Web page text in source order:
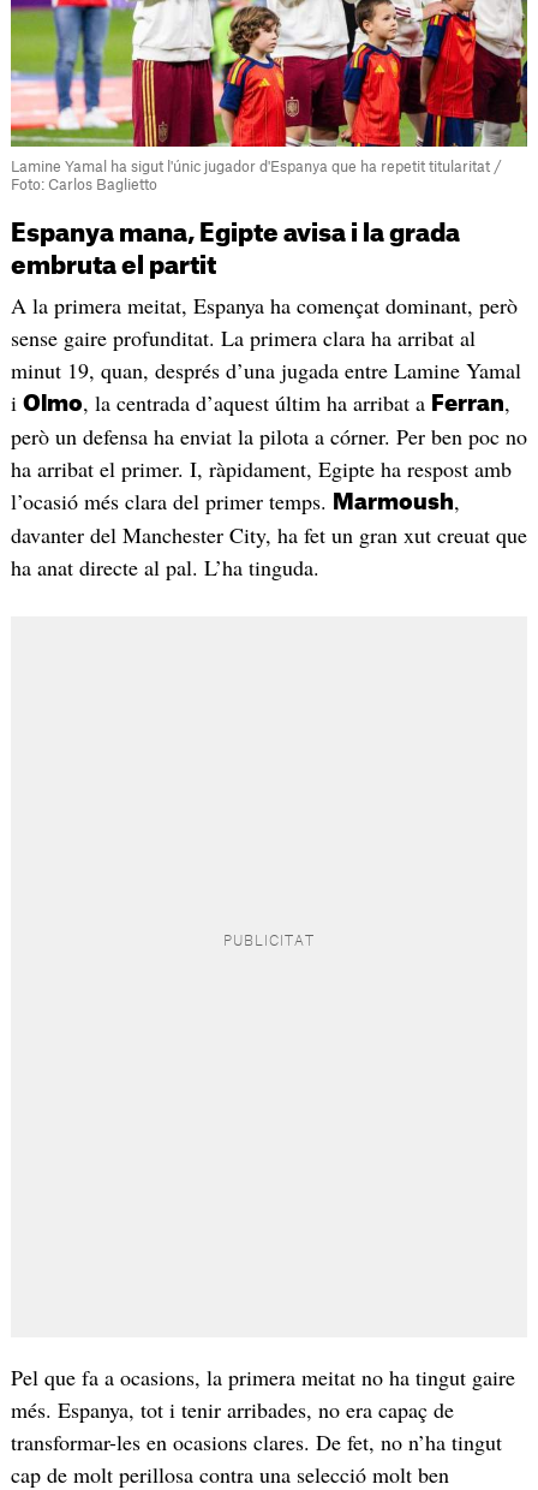
Lamine Yamal ha sigut l'únic jugador d'Espanya que ha repetit titularitat /
Foto: Carlos Baglietto
Espanya mana, Egipte avisa i la grada
embruta el partit
A la primera meitat, Espanya ha començat dominant, però
sense gaire profunditat. La primera clara ha arribat al
minut 19, quan, després d’una jugada entre Lamine Yamal
i Olmo, la centrada d’aquest últim ha arribat a Ferran,
però un defensa ha enviat la pilota a córner. Per ben poc no
ha arribat el primer. I, ràpidament, Egipte ha respost amb
l’ocasió més clara del primer temps.
Marmoush,
davanter del Manchester City, ha fet un gran xut creuat que
ha anat directe al pal. L’ha tinguda.
Pel que fa a ocasions, la primera meitat no ha tingut gaire
més. Espanya, tot i tenir arribades, no era capaç de
transformar-les en ocasions clares. De fet, no n’ha tingut
cap de molt perillosa contra una selecció molt ben